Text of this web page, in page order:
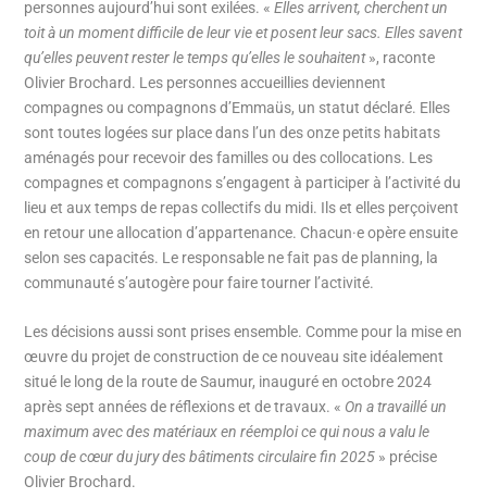
personnes aujourd’hui sont exilées. «Elles arrivent, cherchent un
toit à un moment difficile de leur vie et posent leur sacs. Elles savent
qu’elles peuvent rester le temps qu’elles le souhaitent», raconte
Olivier Brochard. Les personnes accueillies deviennent
compagnes ou compagnons d’Emmaüs, un statut déclaré. Elles
sont toutes logées sur place dans l’un des onze petits habitats
aménagés pour recevoir des familles ou des collocations. Les
compagnes et compagnons s’engagent à participer à l’activité du
lieu et aux temps de repas collectifs du midi. Ils et elles perçoivent
en retour une allocation d’appartenance. Chacun·e opère ensuite
selon ses capacités. Le responsable ne fait pas de planning, la
communauté s’autogère pour faire tourner l’activité.
Les décisions aussi sont prises ensemble. Comme pour la mise en
œuvre du projet de construction de ce nouveau site idéalement
situé le long de la route de Saumur, inauguré en octobre 2024
après sept années de réflexions et de travaux. « On a travaillé un
maximum avec des matériaux en réemploi ce qui nous a valu le
coup de cœur du jury des bâtiments circulaire fin 2025 » précise
Olivier Brochard.